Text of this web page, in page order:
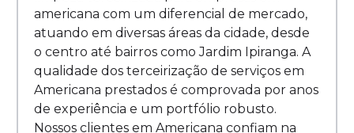
americana com um diferencial de mercado,
atuando em diversas áreas da cidade, desde
o centro até bairros como Jardim Ipiranga. A
qualidade dos terceirização de serviços em
Americana prestados é comprovada por anos
de experiência e um portfólio robusto.
Nossos clientes em Americana confiam na